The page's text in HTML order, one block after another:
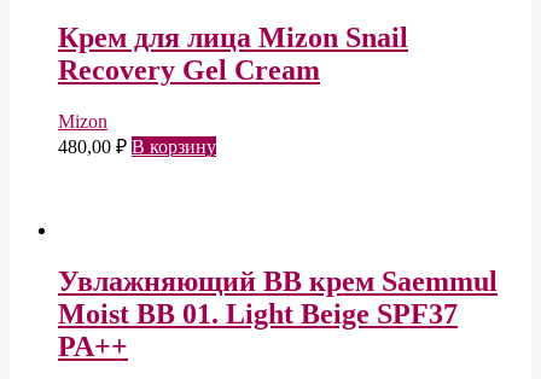
Крем для лица Mizon Snail
Recovery Gel Cream
Mizon
480,00 ₽ В корзину
Увлажняющий BB крем Saemmul
Moist BB 01. Light Beige SPF37
PA++